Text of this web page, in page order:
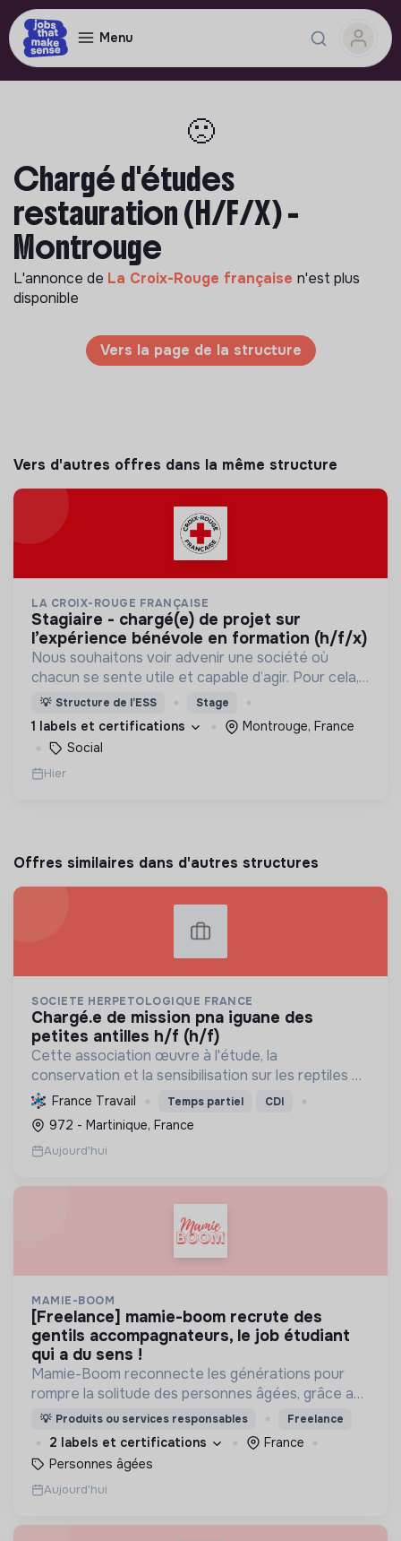
Menu
🙁
Chargé d'études
restauration (H/F/X) -
Montrouge
L'annonce de La Croix-Rouge française n'est plus
disponible
Vers la page de la structure
Vers d'autres offres dans la même structure
LA CROIX-ROUGE FRANÇAISE
stagiaire - chargé(e) de projet sur
l’expérience bénévole en formation (h/f/x)
Nous souhaitons voir advenir une société où
chacun se sente utile et capable d’agir. Pour cela,
nous proposons des moyens et des lieux
d’engagement innovants et adaptés à tous.
💡 Structure de l’ESS Stage
1 labels et certifications
Montrouge, France
Social
Hier
Offres similaires dans d'autres structures
SOCIETE HERPETOLOGIQUE FRANCE
chargé.e de mission pna iguane des
petites antilles h/f (h/f)
Cette association œuvre à l'étude, la
conservation et la sensibilisation sur les reptiles et
amphibiens. Elle protège ces espèces et leurs
habitats, améliore les connaissances scientifiques
et promeut...
France Travail Temps partiel CDI
972 - Martinique, France
Aujourd'hui
MAMIE-BOOM
[freelance] mamie-boom recrute des
gentils accompagnateurs, le job étudiant
qui a du sens !
Mamie-Boom reconnecte les générations pour
rompre la solitude des personnes âgées, grâce aux
visites d'étudiants chaque semaine.
💡 Produits ou services responsables Freelance
2 labels et certifications
France
Personnes âgées
Aujourd'hui